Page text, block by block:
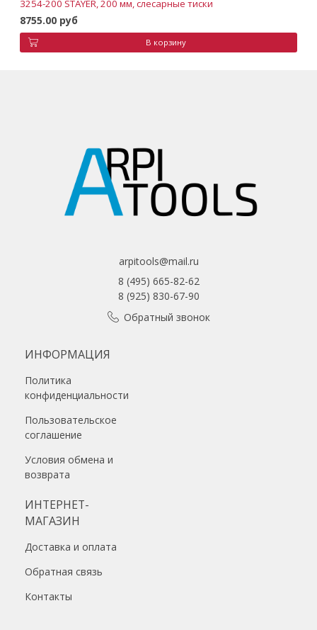
3254-200 STAYER, 200 мм, слесарные тиски
8755.00 руб
В корзину
arpitools@mail.ru
8 (495) 665-82-62
8 (925) 830-67-90
Обратный звонок
ИНФОРМАЦИЯ
Политика
конфиденциальности
Пользовательское
соглашение
Условия обмена и
возврата
ИНТЕРНЕТ-
МАГАЗИН
Доставка и оплата
Обратная связь
Контакты